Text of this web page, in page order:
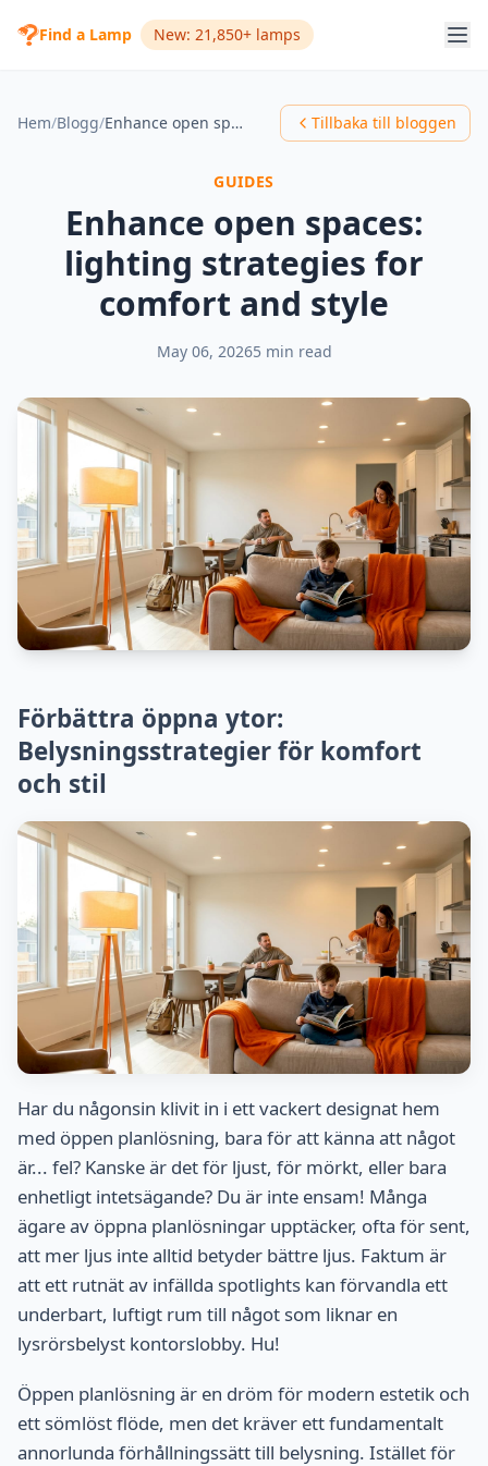
Find a Lamp New: 21,850+ lamps
Hem/Blogg/ Enhance open spaces: lighting strategies for comfort and style Tillbaka till bloggen
GUIDES
Enhance open spaces:
lighting strategies for
comfort and style
May 06, 20265 min read
Förbättra öppna ytor:
Belysningsstrategier för komfort
och stil
Har du någonsin klivit in i ett vackert designat hem
med öppen planlösning, bara för att känna att något
är... fel? Kanske är det för ljust, för mörkt, eller bara
enhetligt intetsägande? Du är inte ensam! Många
ägare av öppna planlösningar upptäcker, ofta för sent,
att mer ljus inte alltid betyder bättre ljus. Faktum är
att ett rutnät av infällda spotlights kan förvandla ett
underbart, luftigt rum till något som liknar en
lysrörsbelyst kontorslobby. Hu!
Öppen planlösning är en dröm för modern estetik och
ett sömlöst flöde, men det kräver ett fundamentalt
annorlunda förhållningssätt till belysning. Istället för